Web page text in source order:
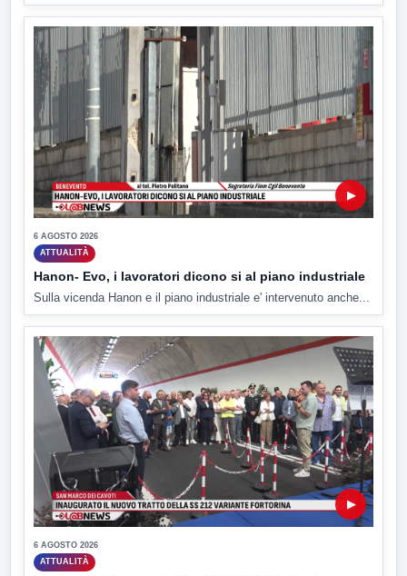
▶
6 AGOSTO 2026
ATTUALITÀ
Hanon- Evo, i lavoratori dicono si al piano industriale
Sulla vicenda Hanon e il piano industriale e' intervenuto anche...
▶
6 AGOSTO 2026
ATTUALITÀ